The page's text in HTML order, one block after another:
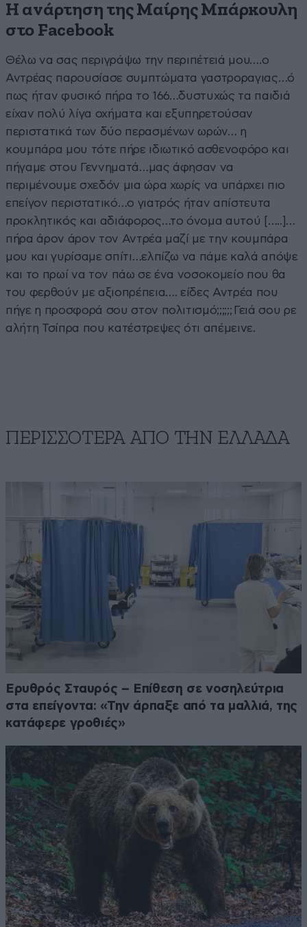
Η ανάρτηση της Μαίρης Μπάρκουλη
στο Facebook
Θέλω να σας περιγράψω την περιπέτειά μου….ο
Αντρέας παρουσίασε συμπτώματα γαστροραγιας…ό
πως ήταν φυσικό πήρα το 166…δυστυχώς τα παιδιά
είχαν πολύ λίγα οχήματα και εξυπηρετούσαν
περιστατικά των δύο περασμένων ωρών… η
κουμπάρα μου τότε πήρε ιδιωτικό ασθενοφόρο και
πήγαμε στου Γεννηματά…μας άφησαν να
περιμένουμε σχεδόν μια ώρα χωρίς να υπάρχει πιο
επείγον περιστατικό…ο γιατρός ήταν απίστευτα
προκλητικός και αδιάφορος…το όνομα αυτού […..]…
πήρα άρον άρον τον Αντρέα μαζί με την κουμπάρα
μου και γυρίσαμε σπίτι…ελπίζω να πάμε καλά απόψε
και το πρωί να τον πάω σε ένα νοσοκομείο που θα
του φερθούν με αξιοπρέπεια…. είδες Αντρέα που
πήγε η προσφορά σου στον πολιτισμό;;;;;; Γειά σου ρε
αλήτη Τσίπρα που κατέστρεψες ότι απέμεινε.
ΠΕΡΙΣΣΟΤΕΡΑ ΑΠΟ ΤΗΝ ΕΛΛΑΔΑ
Ερυθρός Σταυρός – Επίθεση σε νοσηλεύτρια
στα επείγοντα: «Την άρπαξε από τα μαλλιά, της
κατάφερε γροθιές»